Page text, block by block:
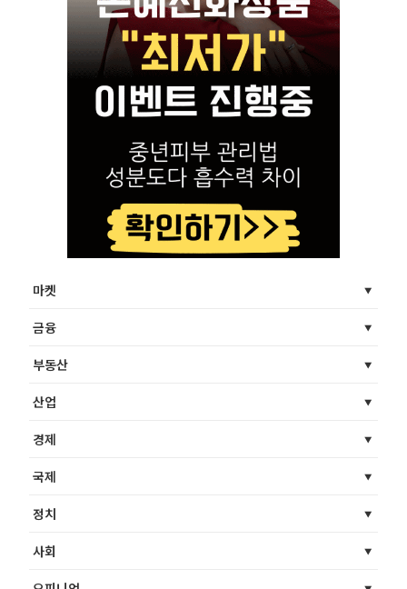
마켓
금융
부동산
산업
경제
국제
정치
사회